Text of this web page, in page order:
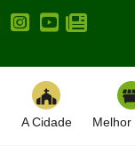
A Cidade Melhor